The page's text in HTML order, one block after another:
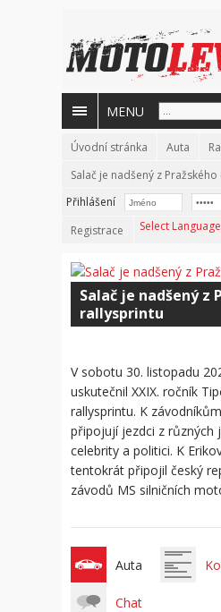
MENU
Úvodní stránka Auta
Salač je nadšený z
Přihlášení
Registrace
Select Language
Salač je nadšený z
rallysprintu
V sobotu 30. listopadu
uskutečnil XXIX. ročník
rallysprintu. K
připojují jezdci z různých
celebrity a politici. K
tentokrát připojil český
závodů MS silničních
Auta
Chat